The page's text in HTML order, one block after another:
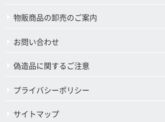
物販商品の卸売のご案内
お問い合わせ
偽造品に関するご注意
プライバシーポリシー
サイトマップ